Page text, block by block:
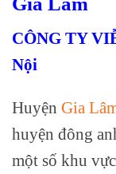
CÔNG TY
Nội
Huyện Gia
huyện đông
một số khu